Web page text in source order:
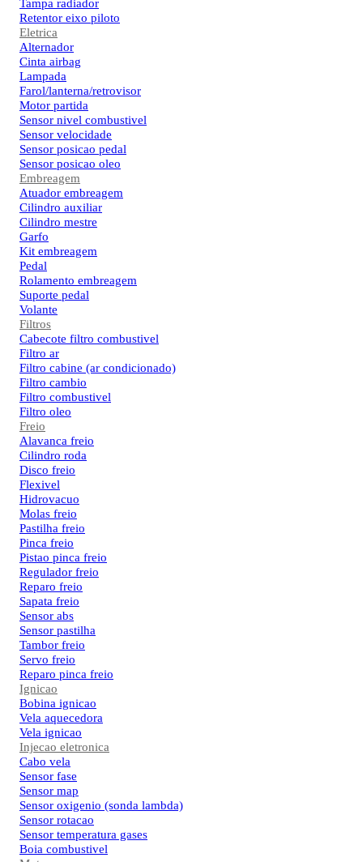
Tampa radiador
Retentor eixo piloto
Eletrica
Alternador
Cinta airbag
Lampada
Farol/lanterna/retrovisor
Motor partida
Sensor nivel combustivel
Sensor velocidade
Sensor posicao pedal
Sensor posicao oleo
Embreagem
Atuador embreagem
Cilindro auxiliar
Cilindro mestre
Garfo
Kit embreagem
Pedal
Rolamento embreagem
Suporte pedal
Volante
Filtros
Cabecote filtro combustivel
Filtro ar
Filtro cabine (ar condicionado)
Filtro cambio
Filtro combustivel
Filtro oleo
Freio
Alavanca freio
Cilindro roda
Disco freio
Flexivel
Hidrovacuo
Molas freio
Pastilha freio
Pinca freio
Pistao pinca freio
Regulador freio
Reparo freio
Sapata freio
Sensor abs
Sensor pastilha
Tambor freio
Servo freio
Reparo pinca freio
Ignicao
Bobina ignicao
Vela aquecedora
Vela ignicao
Injecao eletronica
Cabo vela
Sensor fase
Sensor map
Sensor oxigenio (sonda lambda)
Sensor rotacao
Sensor temperatura gases
Boia combustivel